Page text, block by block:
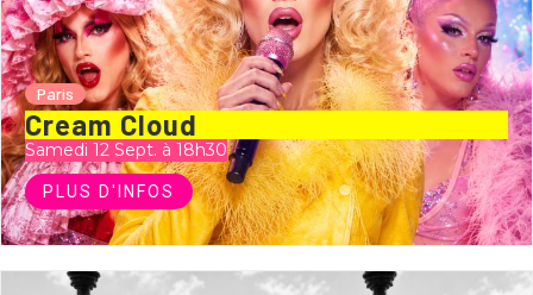
Paris
Cream Cloud
Samedi 12 Sept. à 18h30
PLUS D'INFOS